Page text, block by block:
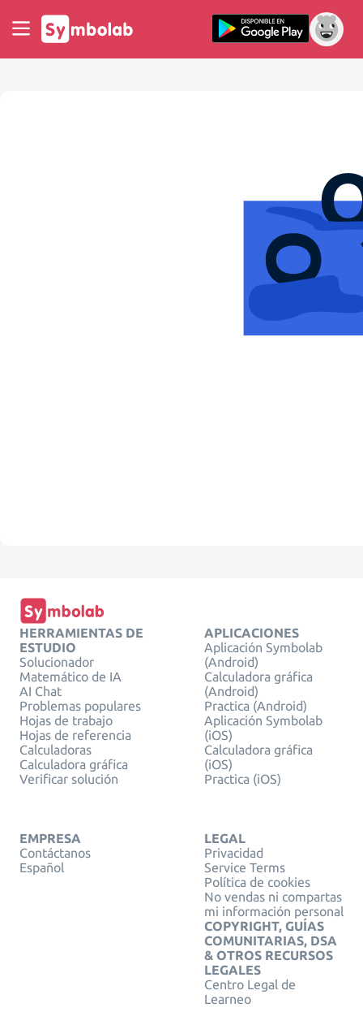
HERRAMIENTAS DE
ESTUDIO
Solucionador
Matemático de IA
AI Chat
Problemas populares
Hojas de trabajo
Hojas de referencia
Calculadoras
Calculadora gráfica
Verificar solución
APLICACIONES
Aplicación Symbolab
(Android)
Calculadora gráfica
(Android)
Practica (Android)
Aplicación Symbolab
(iOS)
Calculadora gráfica
(iOS)
Practica (iOS)
EMPRESA
Contáctanos
Español
LEGAL
Privacidad
Service Terms
Política de cookies
No vendas ni compartas
mi información personal
COPYRIGHT, GUÍAS
COMUNITARIAS, DSA
& OTROS RECURSOS
LEGALES
Centro Legal de
Learneo